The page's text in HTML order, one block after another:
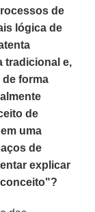
de
lógica de
tradicional e,
forma
de
uma
de
explicar